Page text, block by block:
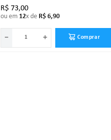
R$ 73,00
ou em 12x de R$ 6,90
＋
－ Comprar